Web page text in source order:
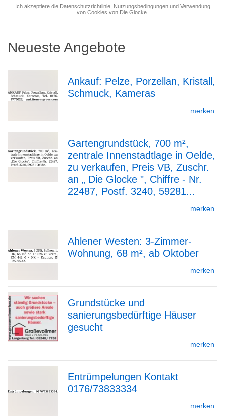
Ich akzeptiere die Datenschutzrichtlinie, Nutzungsbedingungenund Verwendung
von Cookies von Die Glocke.
Neueste Angebote
zur
Detailseite
Ankauf: Pelze, Porzellan, Kristall,
Schmuck, Kameras
merken
zur
Gartengrundstück, 700 m²,
zentrale Innenstadtlage in Oelde,
zu verkaufen, Preis VB, Zuschr.
an „ Die Glocke ", Chiffre - Nr.
22487, Postf. 3240, 59281...
merken
zur
Detailseite
Ahlener Westen: 3-Zimmer-
Wohnung, 68 m², ab Oktober
merken
Detailseite
Grundstücke und
sanierungsbedürftige Häuser
gesucht
merken
zur
Entrümpelungen Kontakt
0176/73833334
merken